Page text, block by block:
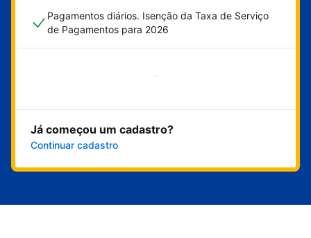
Pagamentos diários. Isenção da Taxa de Serviço
de Pagamentos para 2026
Comece agora
Já começou um cadastro?
Continuar cadastro